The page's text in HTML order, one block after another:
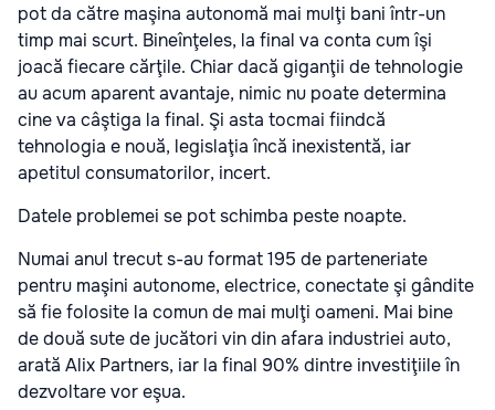
pot da către maşina autonomă mai mulţi bani într-un
timp mai scurt. Bineînţeles, la final va conta cum îşi
joacă fiecare cărţile. Chiar dacă giganţii de tehnologie
au acum aparent avantaje, nimic nu poate determina
cine va câştiga la final. Şi asta tocmai fiindcă
tehnologia e nouă, legislaţia încă inexistentă, iar
apetitul consumatorilor, incert.
Datele problemei se pot schimba peste noapte.
Numai anul trecut s-au format 195 de parteneriate
pentru maşini autonome, electrice, conectate şi gândite
să fie folosite la comun de mai mulţi oameni. Mai bine
de două sute de jucători vin din afara industriei auto,
arată Alix Partners, iar la final 90% dintre investiţiile în
dezvoltare vor eşua.